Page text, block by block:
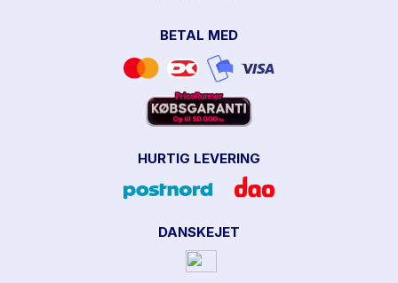
BETAL MED
HURTIG LEVERING
DANSKEJET